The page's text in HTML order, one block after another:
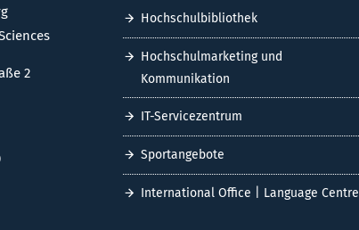
2
Hochschulbibliothek
Hochschulmarketing und
Kommunikation
IT-Servicezentrum
Sportangebote
International Office | Language Centre